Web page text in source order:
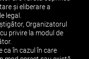
și eliberare a
legal.
Organizatorul
privire la modul de
ca în cazul în care